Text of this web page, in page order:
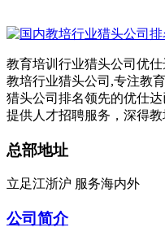
教育培训行业猎头公司优
教培行业猎头公司,专注教
猎头公司排名领先的优仕
提供人才招聘服务，深得教
总部地址
立足江浙沪 服务海内外
公司简介